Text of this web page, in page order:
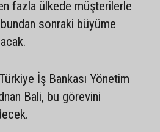
fazla ülkede müşterilerle
sonraki büyüme
İş Bankası Yönetim
Bali, bu görevini